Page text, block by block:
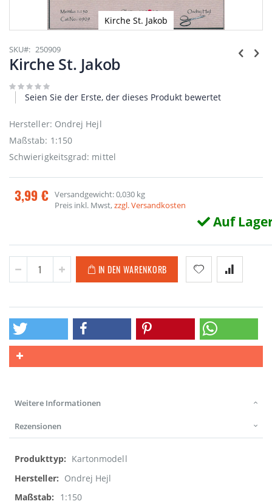
Kirche St. Jakob
Anfang
der
Bildgalerie
SKU 250909
Kirche St. Jakob
Seien Sie der Erste, der dieses Produkt bewertet
Hersteller: Ondrej Hejl
Maßstab: 1:150
Schwierigkeitsgrad: mittel
3,99 € Versandgewicht: 0,030 kg
Preis inkl. Mwst,zzgl. Versandkosten
Auf
IN DEN WARENKORB
Weitere Informationen
Rezensionen
Weitere
Informationen
Kartonmodell
Ondrej Hejl
1:150